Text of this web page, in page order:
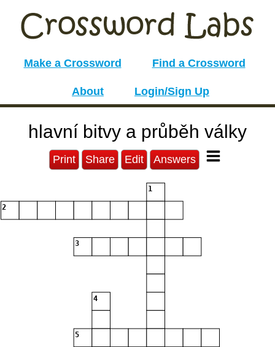
Make a Crossword Find a Crossword
About Login/Sign Up
hlavní bitvy a průběh války
Print Share Edit Answers
1
2
3
4
5